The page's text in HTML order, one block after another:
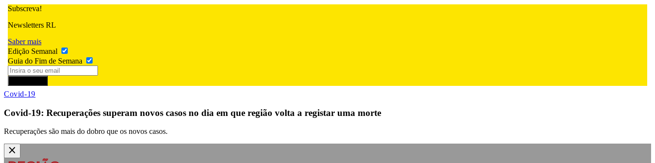
Subscreva!
Newsletters RL
Saber mais
Edição Semanal
Guia do Fim de Semana
Covid-19
Covid-19: Recuperações superam novos casos no dia em que região volta a registar uma morte
Recuperações são mais do dobro que os novos casos.